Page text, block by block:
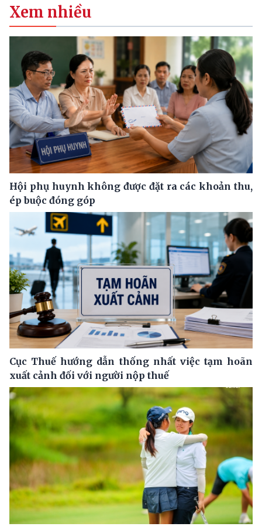
Xem nhiều
Hội phụ huynh không được đặt ra các khoản thu,
ép buộc đóng góp
Cục Thuế hướng dẫn thống nhất việc tạm hoãn
xuất cảnh đối với người nộp thuế